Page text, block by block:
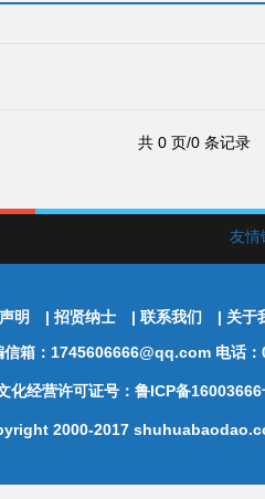
共 0 页/0 条记录
友
明 | 招贤纳士 | 联系我们 | 关于
信箱：1745606666@qq.com 电话
化经营许可证号：鲁ICP备
2000-2017